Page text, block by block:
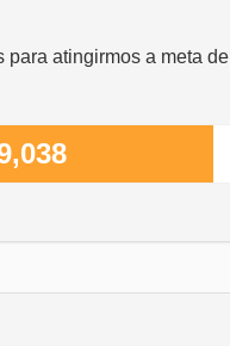
para atingirmos a meta de